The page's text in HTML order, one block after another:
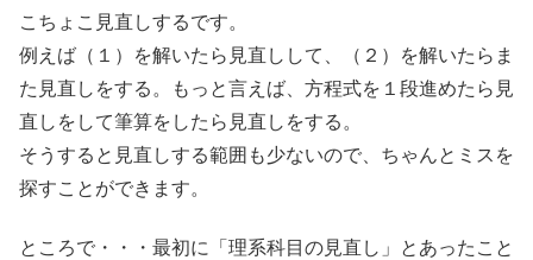
こちょこ見直しするです。
例えば（１）を解いたら見直しして、（２）を解いたらま
た見直しをする。もっと言えば、方程式を１段進めたら見
直しをして筆算をしたら見直しをする。
そうすると見直しする範囲も少ないので、ちゃんとミスを
探すことができます。
ところで・・・最初に 「理系科目の見直し」
とあったこと